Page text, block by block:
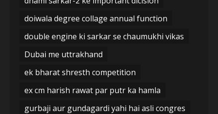
doiwala degree collage annual function
double engine ki sarkar se chaumukhi vikas
Dubai me uttrakhand
ek bharat shresth competition
ex cm harish rawat par putr ka hamla
gurbaji aur gundagardi yahi hai asli congres